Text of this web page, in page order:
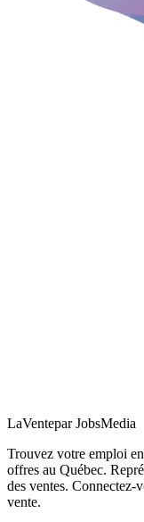
LaVentepar JobsMedia
Trouvez votre emploi
offres au Québec.
des ventes. Connectez-
vente.